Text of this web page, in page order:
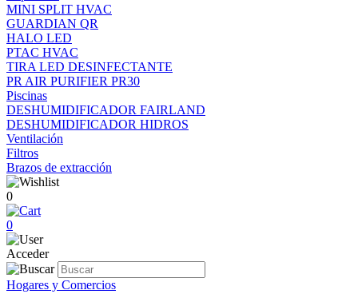
MINI SPLIT HVAC
GUARDIAN QR
HALO LED
PTAC HVAC
TIRA LED DESINFECTANTE
PR AIR PURIFIER PR30
Piscinas
DESHUMIDIFICADOR FAIRLAND
DESHUMIDIFICADOR HIDROS
Ventilación
Filtros
Brazos de extracción
0
0
Acceder
Hogares y Comercios